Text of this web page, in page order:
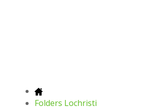
Folders Lochristi